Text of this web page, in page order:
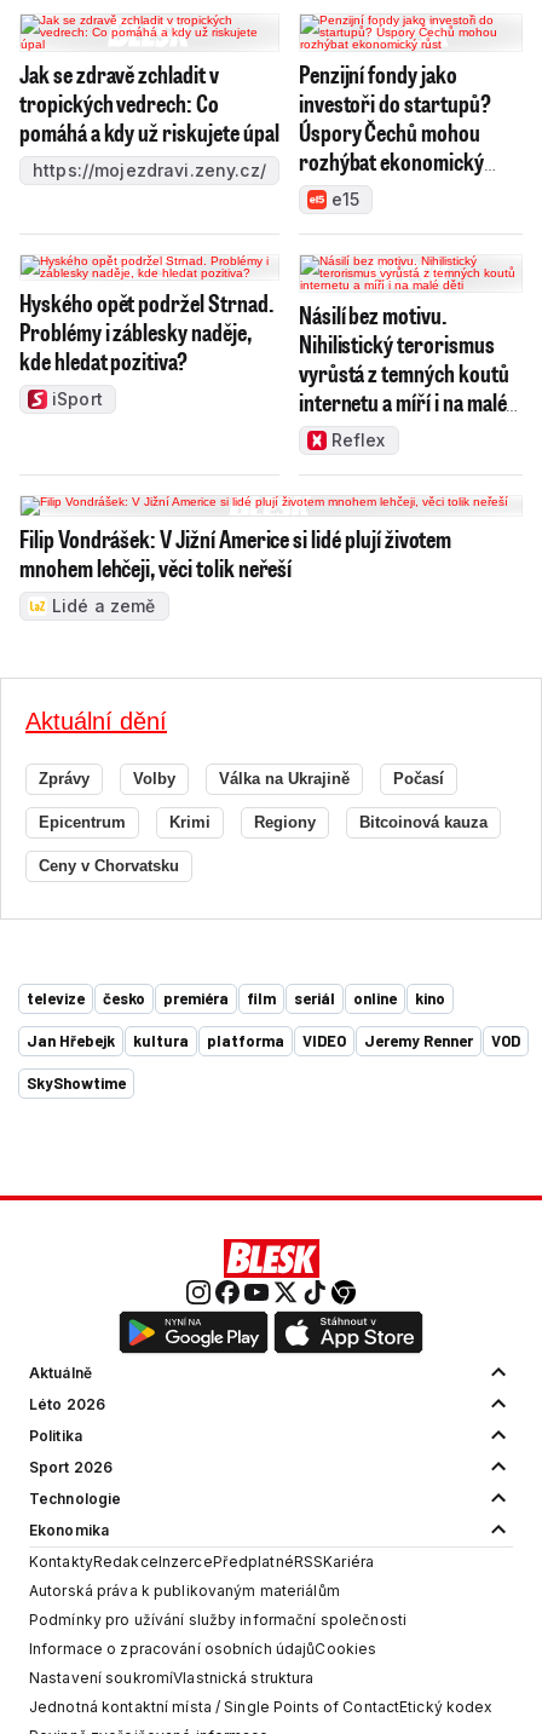
Jak se zdravě zchladit v
tropických vedrech: Co
pomáhá a kdy už riskujete úpal
https://mojezdravi.zeny.cz/
Penzijní fondy jako
investoři do startupů?
Úspory Čechů mohou
rozhýbat ekonomický
růste15
Hyského opět podržel Strnad.
Problémy i záblesky naděje,
kde hledat pozitiva?
iSport
Násilí bez motivu.
Nihilistický terorismus
vyrůstá z temných koutů
internetu a míří i na malé
dětiReflex
Filip Vondrášek: V Jižní Americe si lidé plují životem
mnohem lehčeji, věci tolik neřeší
Lidé a země
Aktuální dění
Zprávy Volby Válka na Ukrajině Počasí
Epicentrum Krimi Regiony Bitcoinová kauza
Ceny v Chorvatsku
televize česko premiéra film seriál online kino
Jan Hřebejk kultura platforma VIDEO Jeremy Renner VOD
SkyShowtime
Aktuálně
Léto 2026
Politika
Sport 2026
Technologie
Ekonomika
KontaktyRedakceInzercePředplatnéRSSKariéra
Autorská práva k publikovaným materiálům
Podmínky pro užívání služby informační společnosti
Informace o zpracování osobních údajůCookies
Nastavení soukromíVlastnická struktura
Jednotná kontaktní místa / Single Points of ContactEtický kodex